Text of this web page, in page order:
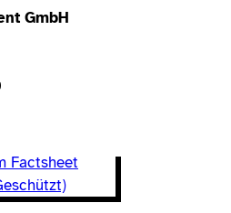
GmbH
Factsheet